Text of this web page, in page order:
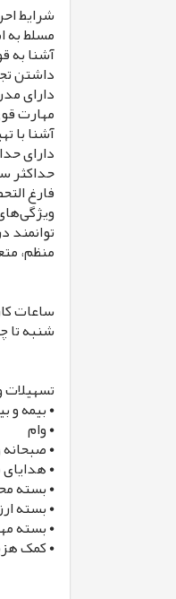
شرایط
مسلط به
آشنا به
داشتن
دارای
مهارت
آشنا با
دارای حداقل 7 سال سابقه
حداکثر سن
فارغ
توانمند
منظم،
ساعات
شنبه تا چهارشنبه 8:30 الی
تسهیلات
• بیمه و
• وام
• صبحانه
•
• بسته
• بسته
• بسته
• کمک